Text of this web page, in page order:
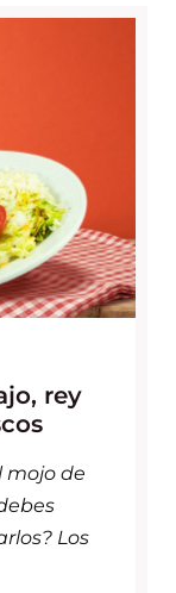
rey
mojo de
Los